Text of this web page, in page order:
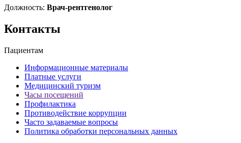
Должность: Врач-рентгенолог
Контакты
Пациентам
Информационные материалы
Платные услуги
Медицинский туризм
Часы посещений
Профилактика
Противодействие коррупции
Часто задаваемые вопросы
Политика обработки персональных данных